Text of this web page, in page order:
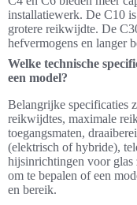
installatiewerk. De C10
grotere reikwijdte. De
hefvermogens en langer
Welke technische
een model?
Belangrijke specificaties
reikwijdtes, maximale
toegangsmaten,
(elektrisch of hybride),
hijsinrichtingen voor glas
om te bepalen of een
en bereik.